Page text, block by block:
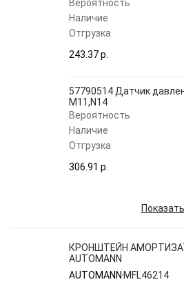
Вероятность
Наличие
Отгрузка
243.37 p.
57790514 Датчик
M11,N14
Вероятность
Наличие
Отгрузка
306.91 p.
КРОНШТЕЙН
AUTOMANN
AUTOMANN MFL46214